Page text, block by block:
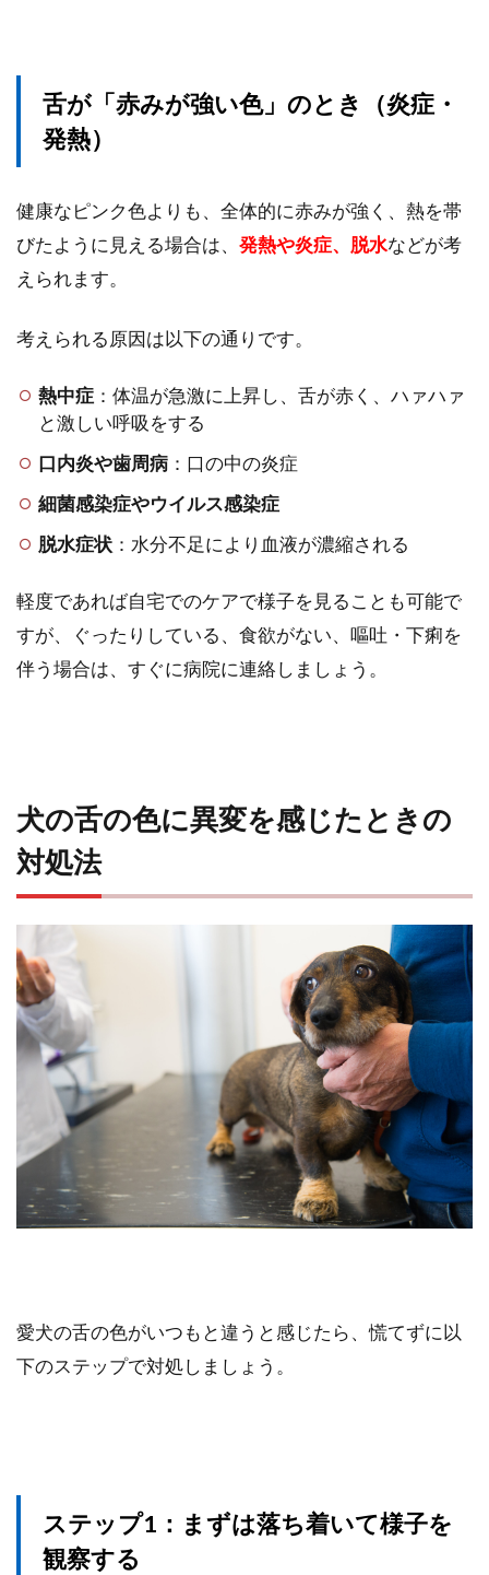
舌が「赤みが強い色」のとき（炎症・
発熱）
健康なピンク色よりも、全体的に赤みが強く、熱を帯
びたように見える場合は、 発熱や炎症、脱水などが考
えられます。
考えられる原因は以下の通りです。
熱中症 ：体温が急激に上昇し、舌が赤く、ハァハァ
と激しい呼吸をする
口内炎や歯周病 ：口の中の炎症
細菌感染症やウイルス感染症
脱水症状 ：水分不足により血液が濃縮される
軽度であれば自宅でのケアで様子を見ることも可能で
すが、ぐったりしている、食欲がない、嘔吐・下痢を
伴う場合は、すぐに病院に連絡しましょう。
犬の舌の色に異変を感じたときの
対処法
愛犬の舌の色がいつもと違うと感じたら、慌てずに以
下のステップで対処しましょう。
ステップ1：まずは落ち着いて様子を
観察する